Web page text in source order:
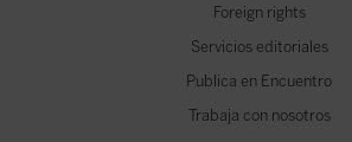
Foreign rights
Servicios editoriales
Publica en Encuentro
Trabaja con nosotros